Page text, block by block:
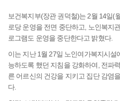
보건복지부(장관 권덕철)는 2월 14일(
로당 운영을 전면 중단하고, 노인복지
로그램도 운영을 중단한다고 밝혔다.
이는 지난 1월 27일 노인여가복지시설
능하도록 했던 지침을 강화하여, 전파
른 어르신의 건강을 지키고 집단 감염
다.